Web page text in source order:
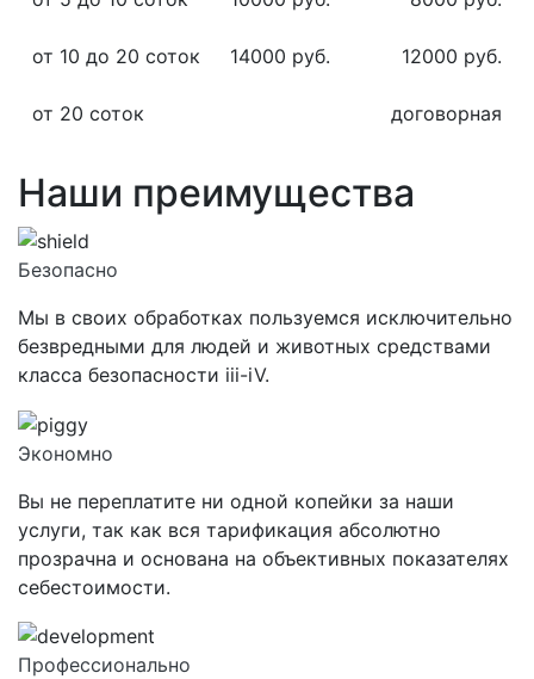
от 10 до 20 соток 14000 руб. 12000 руб.
от 20 соток договорная
Наши преимущества
Безопасно
Мы в своих обработках пользуемся исключительно
безвредными для людей и животных средствами
класса безопасности iii-iV.
Экономно
Вы не переплатите ни одной копейки за наши
услуги, так как вся тарификация абсолютно
прозрачна и основана на объективных показателях
себестоимости.
Профессионально